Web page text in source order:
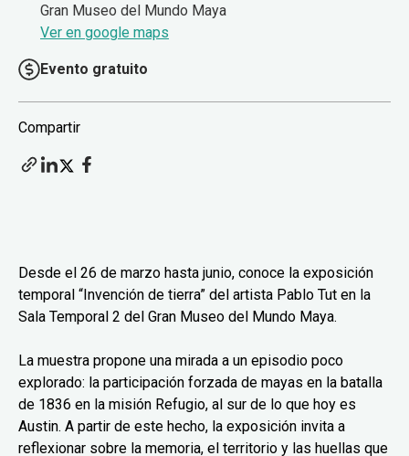
Gran Museo del Mundo Maya
Ver en google maps
Evento gratuito
Compartir
Desde el 26 de marzo hasta junio, conoce la exposición
temporal “Invención de tierra” del artista Pablo Tut en la
Sala Temporal 2 del Gran Museo del Mundo Maya.
La muestra propone una mirada a un episodio poco
explorado: la participación forzada de mayas en la batalla
de 1836 en la misión Refugio, al sur de lo que hoy es
Austin. A partir de este hecho, la exposición invita a
reflexionar sobre la memoria, el territorio y las huellas que